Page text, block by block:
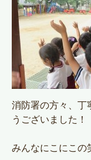
消防署の方々、丁
うございました！
みんなにこにこの